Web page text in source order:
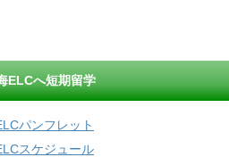
ELCへ短期留学
パンフレット
スケジュール